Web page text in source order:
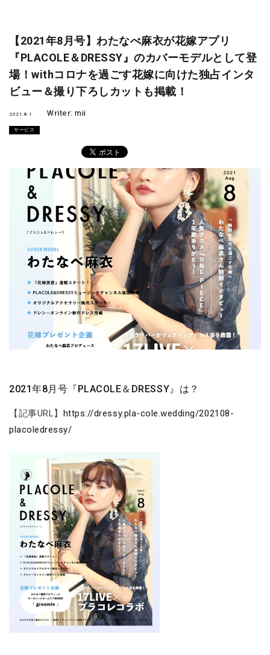
【2021年8月号】わたなべ麻衣が花嫁アプリ
『PLACOLE＆DRESSY』のカバーモデルとして登
場！withコロナを過ごす花嫁に向けた独占インタ
ビュー＆撮り下ろしカットも掲載！
2021.8.1 Writer:mii
サービス
2021年8月号『PLACOLE＆DRESSY』は？
【記事URL】
https://dressy.pla-cole.wedding/202108-
placoledressy/